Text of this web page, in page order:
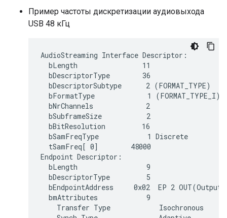
Пример частоты дискретизации аудиовыхода
USB 48 кГц
AudioStreaming Interface Descriptor:
  bLength                11
  bDescriptorType        36
  bDescriptorSubtype      2 (FORMAT_TYPE)
  bFormatType             1 (FORMAT_TYPE_I)
  bNrChannels             2
  bSubframeSize           2
  bBitResolution         16
  bSamFreqType            1 Discrete
  tSamFreq[ 0]        48000
Endpoint Descriptor:
  bLength                 9
  bDescriptorType         5
  bEndpointAddress     0x02  EP 2 OUT(Output)
  bmAttributes            9
    Transfer Type            Isochronous